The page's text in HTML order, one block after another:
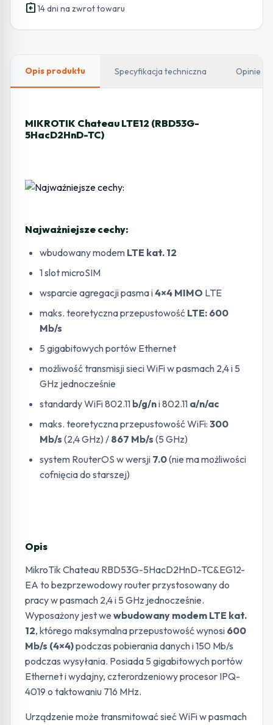
assignment_return14 dni na zwrot towaru
Opis produktu Specyfikacja techniczna Opinie
MIKROTIK Chateau LTE12 (RBD53G-
5HacD2HnD-TC)
Najważniejsze cechy:
wbudowany modem LTE kat. 12
1 slot microSIM
wsparcie agregacji pasma i4×4 MIMO LTE
maks. teoretyczna przepustowość LTE: 600
Mb/s
5 gigabitowych portów Ethernet
możliwość transmisji sieci WiFi w pasmach 2,4 i 5
GHz jednocześnie
standardy WiFi 802.11 b/g/ni 802.11 a/n/ac
maks. teoretyczna przepustowość WiFi: 300
Mb/s (2,4 GHz) / 867 Mb/s (5 GHz)
system RouterOS w wersji 7.0(nie ma możliwości
cofnięcia do starszej)
Opis
MikroTik Chateau RBD53G-5HacD2HnD-TC&EG12-
EA to bezprzewodowy router przystosowany do
pracy w pasmach 2,4 i 5 GHz jednocześnie.
Wyposażony jest we wbudowany modem LTE kat.
12, którego maksymalna przepustowość wynosi 600
Mb/s (4×4)podczas pobierania danych i 150 Mb/s
podczas wysyłania. Posiada 5 gigabitowych portów
Ethernet i wydajny, czterordzeniowy procesor IPQ-
4019 o taktowaniu 716 MHz.
Urządzenie może transmitować sieć WiFi w pasmach